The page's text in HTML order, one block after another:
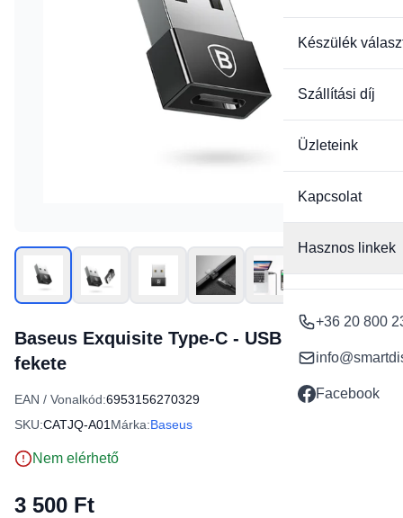
Készülék
Szállítási díj
Üzleteink
Kapcsolat
Hasznos linkek
+36 20 800
Facebook
Baseus Exquisite Type-C - USB adapter
fekete
EAN / Vonalkód:6953156270329
SKU:CATJQ-A01 Márka:Baseus
Nem elérhető
3 500 Ft